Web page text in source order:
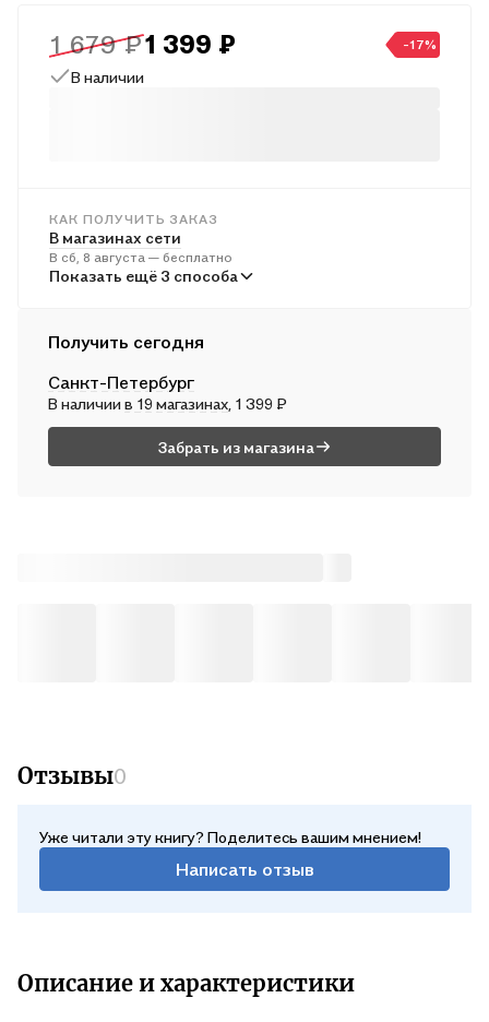
это значит —
я снова стану тем, кем был раньше.
1 679 ₽1 399 ₽ -17%
В наличии
КАК ПОЛУЧИТЬ ЗАКАЗ
В магазинах сети
В сб, 8 августа — бесплатно
В пунктах выдачи
В вс, 9 августа — от 317 ₽
Почтой России
В пн, 10 августа — от 586 ₽
Показать ещё 3 способа
Получить сегодня
Санкт-Петербург
В наличиив 19 магазинах , 1 399 ₽
Забрать из магазина
Отзывы0
Уже читали эту книгу? Поделитесь вашим мнением!
Написать отзыв
Описание и характеристики